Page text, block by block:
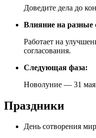
Доведите дела до
Влияние на
Работает на
согласования.
Следующая фаза:
Новолуние — 31 мая
Праздники
День сотворения